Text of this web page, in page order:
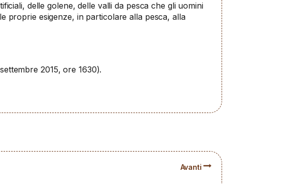
delle golene, delle valli da pesca che gli uomini
proprie esigenze, in particolare alla pesca, alla
2015, ore 1630).
Avanti